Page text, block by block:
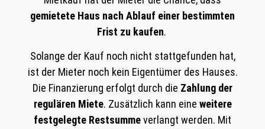
gemietete Haus nach Ablauf einer bestimmten
Frist zu kaufen.
Solange der Kauf noch nicht stattgefunden hat,
ist der Mieter noch kein Eigentümer des Hauses.
Die Finanzierung erfolgt durch die Zahlung der
regulären Miete. Zusätzlich kann eine weitere
festgelegte Restsummeverlangt werden. Mit